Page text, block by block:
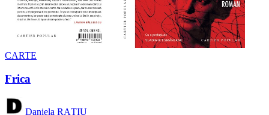
CARTE
Frica
Daniela RAȚIU